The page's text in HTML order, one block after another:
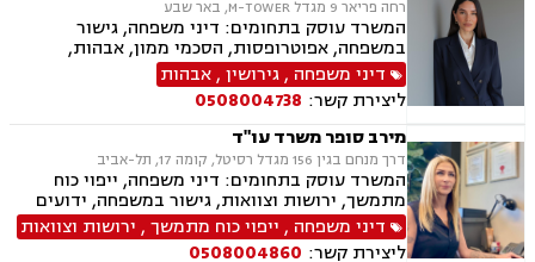
רחה פריאר 9 מגדל M-TOWER, באר שבע
המשרד עוסק בתחומים: דיני משפחה, גישור
במשפחה, אפוטרופסות, הסכמי ממון, אבהות,
מזונות, משמורת, טוען רבני, גירושין, חוק הנוער,
חלוקת רכוש, מעמד אישי, תיאום הורי, חטיפת ילדים,
זמני שהות, ניכור הורי, פלילי, עבירות מין, הטרדה
מינית, מחיקת רישום פלילי, אלימות במשפחה, ייצוג
קטינים, ירושות וצוואות, לשון הרע.
דיני משפחה ,גירושין,אבהות
ליצירת קשר: 0508004738
מירב סופר משרד עו"ד
דרך מנחם בגין 156 מגדל רסיטל, קומה 17, תל-אביב
המשרד עוסק בתחומים: דיני משפחה, ייפוי כוח
מתמשך, ירושות וצוואות, גישור במשפחה, ידועים
בציבור, אפוטרופסות, הסכמי ממון, תביעות אבהות,
מזונות, גירושין, משמורת משותפת, הורות חד
דיני משפחה , ייפוי כוח מתמשך, ירושות וצוואות
ליצירת קשר: 0508004860